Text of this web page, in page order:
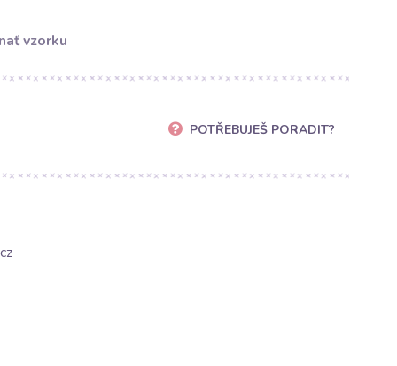
vzorku
POTŘEBUJEŠ PORADIT?